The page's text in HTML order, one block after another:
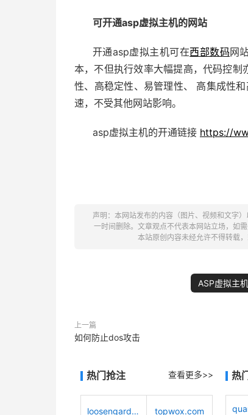
可开通asp虚拟主机的网站
开通asp虚拟主机可在西部数码网
本，不但执行效率大幅提高，代码控
性、高稳定性、易管理性、 高集成性
速，不受其他网站影响。
asp虚拟主机的开通链接 https://
声明：本网站发布的内容（图片、视频和文字
一时间删除。文章观点不代表本网站立场，如
本站原创内容未经允许不得转载，
ASP虚拟主机
上一篇
如何防止dos攻击
热门抢注 查看更多>>
loosengarden.com topwox.com
热